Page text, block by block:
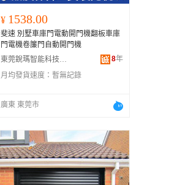
¥ 1538.00
斐速 別墅車庫門電動開門機翻板車庫
門電機卷簾門自動開門機
東莞銳瑪智能科技有限公司
8年
月均發貨速度： 暫無記錄
廣東 東莞市